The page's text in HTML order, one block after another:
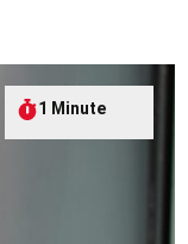
1 Minute